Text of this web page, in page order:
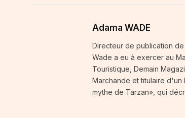
Adama WADE
Directeur de publication
Wade a eu à exercer au
Touristique, Demain
Marchande et titulaire d'un
mythe de Tarzan», qui